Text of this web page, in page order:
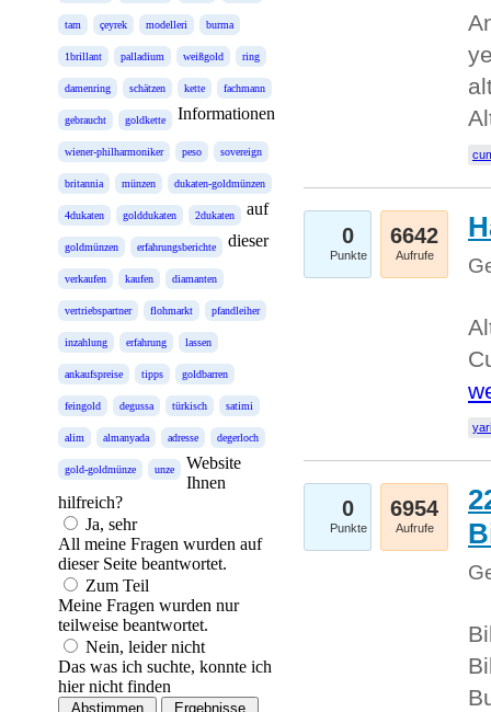
tam çeyrek modelleri burma
1brillant palladium weißgold ring
damenring schätzen kette fachmann
gebraucht goldkette
wiener-philharmoniker peso sovereign
britannia münzen dukaten-goldmünzen
4dukaten golddukaten 2dukaten
goldmünzen erfahrungsberichte
verkaufen kaufen diamanten
vertriebspartner flohmarkt pfandleiher
inzahlung erfahrung lassen
ankaufspreise tipps goldbarren
feingold degussa türkisch satimi
alim almanyada adresse degerloch
gold-goldmünze unze
Informationen
auf
dieser
Website
Ihnen
hilfreich?
Ja, sehr
All meine Fragen wurden auf
dieser Seite beantwortet.
Zum Teil
Meine Fragen wurden nur
teilweise beantwortet.
Nein, leider nicht
Das was ich suchte, konnte ich
hier nicht finden
0
Punkte
6642
Aufrufe
0
Punkte
6954
Aufrufe